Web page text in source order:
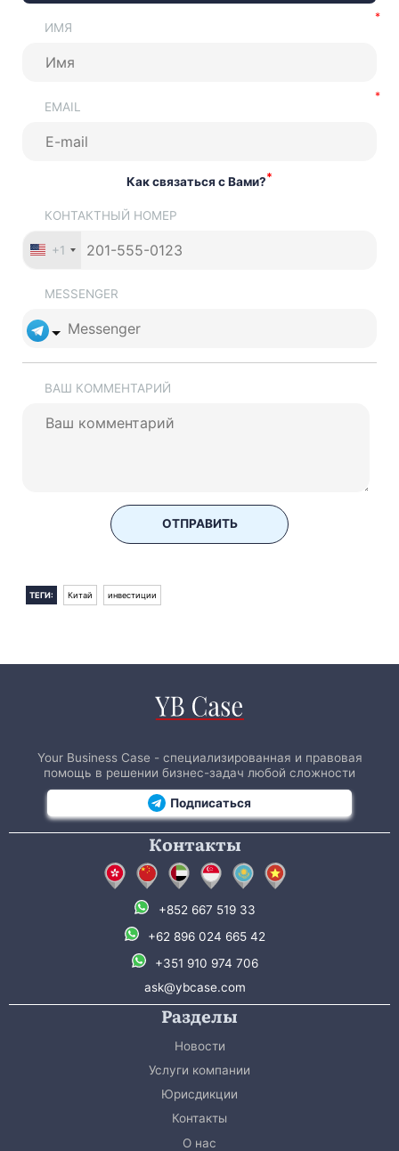
ИМЯ
EMAIL
Как связаться с Вами?*
КОНТАКТНЫЙ НОМЕР
+1
MESSENGER
ВАШ КОММЕНТАРИЙ
ОТПРАВИТЬ
ТЕГИ: Китай инвестиции
Your Business Case - специализированная и правовая
помощь в решении бизнес-задач любой сложности
Подписаться
Контакты
+852 667 519 33
+62 896 024 665 42
+351 910 974 706
ask@ybcase.com
Разделы
Новости
Услуги компании
Юрисдикции
Контакты
О нас